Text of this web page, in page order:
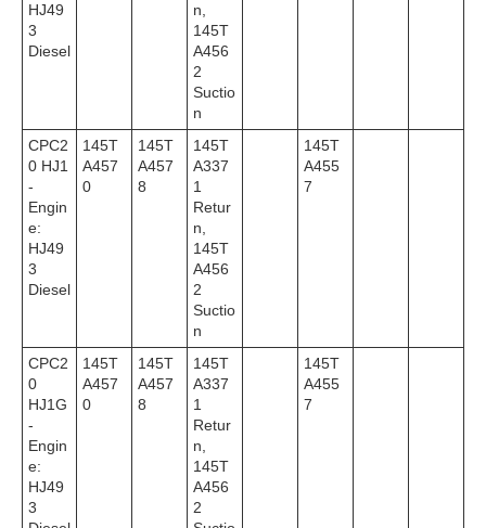
HJ49
3
Diesel
n,
145T
A456
2
Suctio
n
CPC2
0 HJ1
-
Engin
e:
HJ49
3
Diesel
145T
A457
0
145T
A457
8
145T
A337
1
Retur
n,
145T
A456
2
Suctio
n
145T
A455
7
CPC2
0
HJ1G
-
Engin
e:
HJ49
3
145T
A457
0
145T
A457
8
145T
A337
1
Retur
n,
145T
A456
2
145T
A455
7